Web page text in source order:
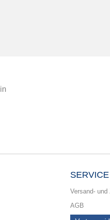
SERVICE
Versand- und
AGB